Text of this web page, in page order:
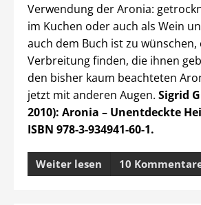
Verwendung der Aronia:
im Kuchen oder auch als Wein
auch dem Buch ist zu
Verbreitung finden, die ihnen
den bisher kaum beachteten
jetzt mit anderen Augen. Sigrid
2010): Aronia – Unentdeckte
ISBN 978-3-934941-60-1.
Weiter lesen 10